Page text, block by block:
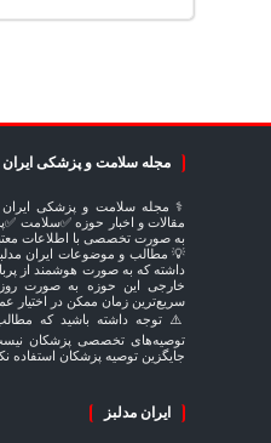
مجله سلامت و پزشکی ایران
⚕️ مجله سلامت و پزشکی ایران
مقالات و اخبار حوزه ✅سلامت
به صورت تخصصی با اطلاعات
💡 مطالب و موضوعات ایران
داشته که به صورت هوشمند از
خارجی این حوزه به صورت
سریع‌ترین زمان ممکن در اختیار
⚠️ توجه داشته باشید که
توصیه‌های تخصصی پزشکان
جایگزین توصیه پزشکان استفاده
ایران مدلبز